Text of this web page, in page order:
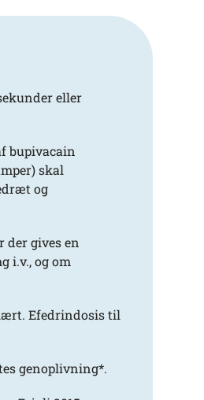
eller
bupivacain
skal
og
gives en
i.v., og om
Efedrindosis til
genoplivning*.